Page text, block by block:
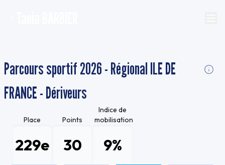
Parcours sportif 2026 - Régional ILE DE
FRANCE - Dériveurs
Place
229e
Points
30
Indice de
mobilisation
9%